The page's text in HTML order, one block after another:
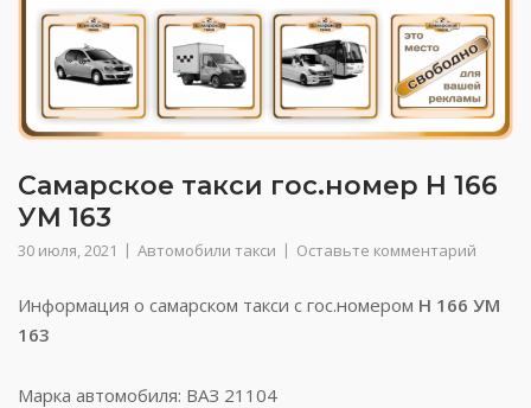
Самарское такси гос.номер Н 166
УМ 163
30 июля, 2021 Автомобили такси Оставьте комментарий
Информация о самарском такси с гос.номером Н 166 УМ
163
Марка автомобиля: ВАЗ 21104